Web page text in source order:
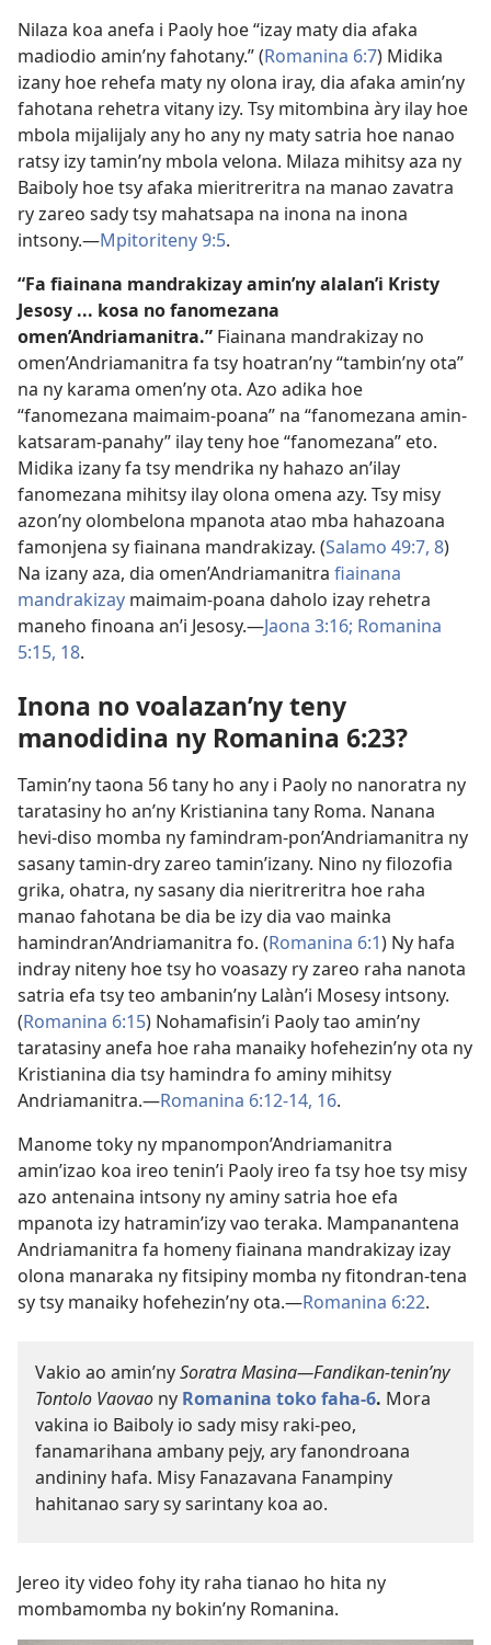
Nilaza koa anefa i Paoly hoe “izay maty dia afaka
madiodio amin’ny fahotany.” (Romanina 6:7) Midika
izany hoe rehefa maty ny olona iray, dia afaka amin’ny
fahotana rehetra vitany izy. Tsy mitombina àry ilay hoe
mbola mijalijaly any ho any ny maty satria hoe nanao
ratsy izy tamin’ny mbola velona. Milaza mihitsy aza ny
Baiboly hoe tsy afaka mieritreritra na manao zavatra
ry zareo sady tsy mahatsapa na inona na inona
intsony.​—Mpitoriteny 9:5.
“Fa fiainana mandrakizay amin’ny alalan’i Kristy
Jesosy ... kosa no fanomezana
omen’Andriamanitra.” Fiainana mandrakizay no
omen’Andriamanitra fa tsy hoatran’ny “tambin’ny ota”
na ny karama omen’ny ota. Azo adika hoe
“fanomezana maimaim-poana” na “fanomezana amin-
katsaram-panahy” ilay teny hoe “fanomezana” eto.
Midika izany fa tsy mendrika ny hahazo an’ilay
fanomezana mihitsy ilay olona omena azy. Tsy misy
azon’ny olombelona mpanota atao mba hahazoana
famonjena sy fiainana mandrakizay. (Salamo 49:7, 8)
Na izany aza, dia omen’Andriamanitra fiainana
mandrakizay maimaim-poana daholo izay rehetra
maneho finoana an’i Jesosy.​—Jaona 3:16; Romanina
5:15, 18.
Inona no voalazan’ny teny
manodidina ny Romanina 6:23?
Tamin’ny taona 56 tany ho any i Paoly no nanoratra ny
taratasiny ho an’ny Kristianina tany Roma. Nanana
hevi-diso momba ny famindram-pon’Andriamanitra ny
sasany tamin-dry zareo tamin’izany. Nino ny filozofia
grika, ohatra, ny sasany dia nieritreritra hoe raha
manao fahotana be dia be izy dia vao mainka
hamindran’Andriamanitra fo. (Romanina 6:1) Ny hafa
indray niteny hoe tsy ho voasazy ry zareo raha nanota
satria efa tsy teo ambanin’ny Lalàn’i Mosesy intsony.
(Romanina 6:15) Nohamafisin’i Paoly tao amin’ny
taratasiny anefa hoe raha manaiky hofehezin’ny ota ny
Kristianina dia tsy hamindra fo aminy mihitsy
Andriamanitra.​—Romanina 6:12-14, 16.
Manome toky ny mpanompon’Andriamanitra
amin’izao koa ireo tenin’i Paoly ireo fa tsy hoe tsy misy
azo antenaina intsony ny aminy satria hoe efa
mpanota izy hatramin’izy vao teraka. Mampanantena
Andriamanitra fa homeny fiainana mandrakizay izay
olona manaraka ny fitsipiny momba ny fitondran-tena
sy tsy manaiky hofehezin’ny ota.​—Romanina 6:22.
Vakio ao amin’nySoratra Masina​—Fandikan-tenin’ny
Tontolo Vaovao ny Romanina toko faha-​6. Mora
vakina io Baiboly io sady misy raki-peo,
fanamarihana ambany pejy, ary fanondroana
andininy hafa. Misy Fanazavana Fanampiny
hahitanao sary sy sarintany koa ao.
Jereo ity video fohy ity raha tianao ho hita ny
mombamomba ny bokin’ny Romanina.